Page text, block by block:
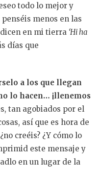
todo lo mejor y
penséis menos en las
en mi tierra ‘Hi ha
días que
a los que llegan
lo hacen… ¡llenemos
tan agobiados por el
así que es hora de
creéis? ¿Y cómo lo
este mensaje y
en un lugar de la